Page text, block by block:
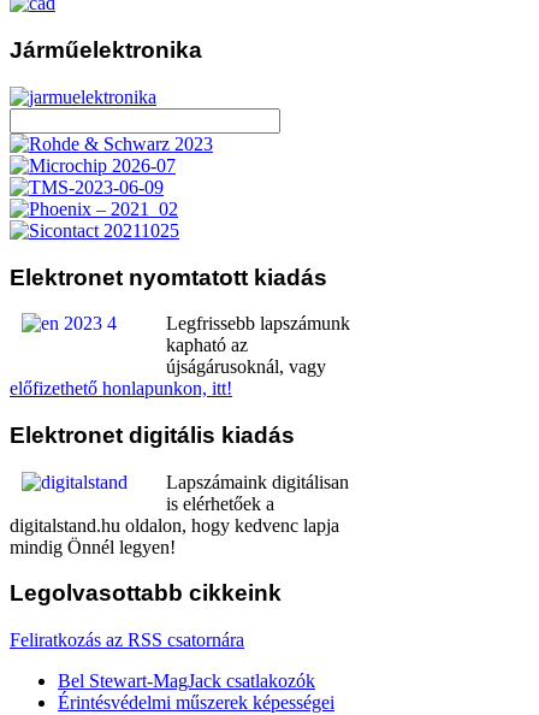
Járműelektronika
Elektronet nyomtatott kiadás
Legfrissebb lapszámunk
kapható az
újságárusoknál, vagy
előfizethető honlapunkon, itt!
Elektronet digitális kiadás
Lapszámaink digitálisan
is elérhetőek a
digitalstand.hu oldalon, hogy kedvenc lapja
mindig Önnél legyen!
Legolvasottabb cikkeink
Feliratkozás az RSS csatornára
Bel Stewart-MagJack csatlakozók
Érintésvédelmi műszerek képességei